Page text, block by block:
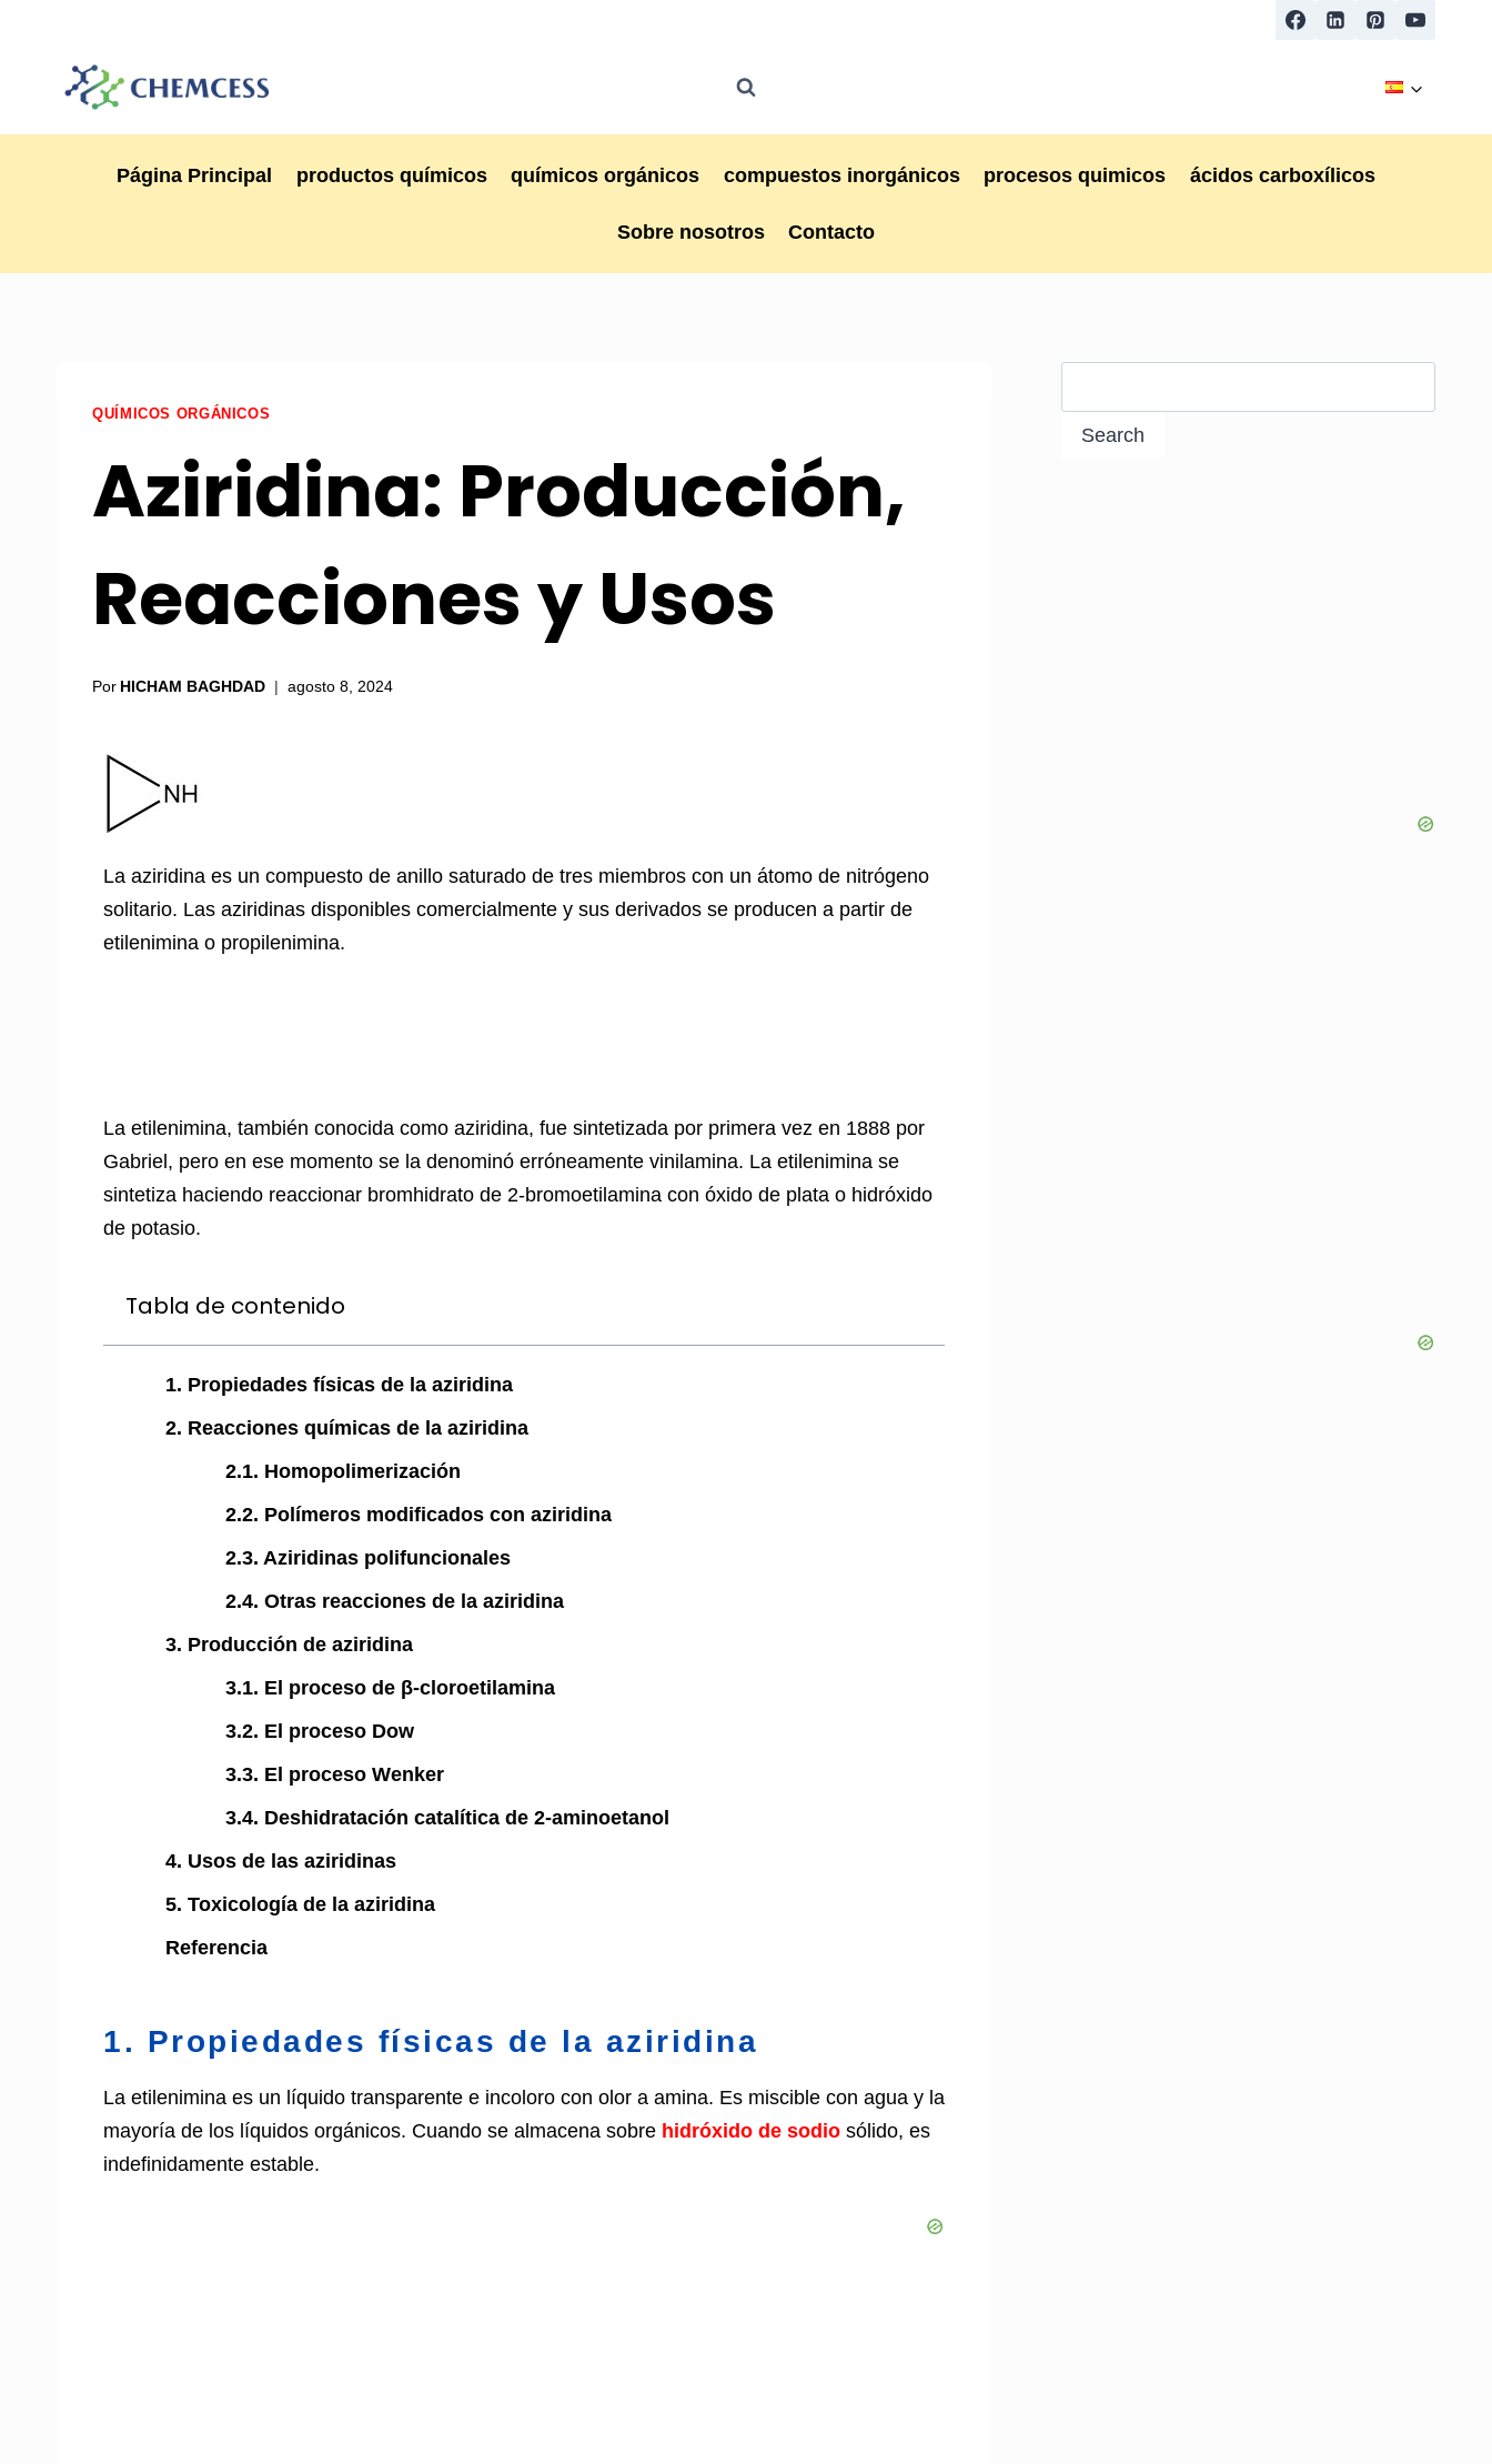
Página Principal productos químicos químicos orgánicos compuestos inorgánicos procesos quimicos ácidos carboxílicos
Sobre nosotros Contacto
QUÍMICOS ORGÁNICOS
Aziridina: Producción,
Reacciones y Usos
Por HICHAM BAGHDAD agosto 8, 2024
La aziridina es un compuesto de anillo saturado de tres miembros con un átomo de nitrógeno
solitario. Las aziridinas disponibles comercialmente y sus derivados se producen a partir de
etilenimina o propilenimina.
La etilenimina, también conocida como aziridina, fue sintetizada por primera vez en 1888 por
Gabriel, pero en ese momento se la denominó erróneamente vinilamina. La etilenimina se
sintetiza haciendo reaccionar bromhidrato de 2-bromoetilamina con óxido de plata o hidróxido
de potasio.
Tabla de contenido
1. Propiedades físicas de la aziridina
2. Reacciones químicas de la aziridina
2.1. Homopolimerización
2.2. Polímeros modificados con aziridina
2.3. Aziridinas polifuncionales
2.4. Otras reacciones de la aziridina
3. Producción de aziridina
3.1. El proceso de β-cloroetilamina
3.2. El proceso Dow
3.3. El proceso Wenker
3.4. Deshidratación catalítica de 2-aminoetanol
4. Usos de las aziridinas
5. Toxicología de la aziridina
Referencia
1. Propiedades físicas de la aziridina
La etilenimina es un líquido transparente e incoloro con olor a amina. Es miscible con agua y la
mayoría de los líquidos orgánicos. Cuando se almacena sobre hidróxido de sodio sólido, es
indefinidamente estable.
Search